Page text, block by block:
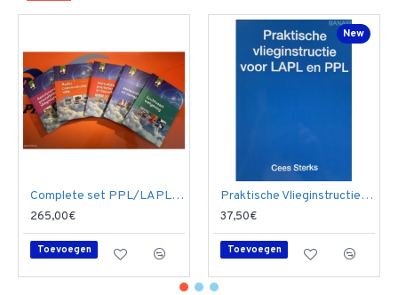
Complete set PPL/LAPL Theorie (5 boeken) plus Praktische Vlieginstructie voor LAPL en PPL
265,00€
Toevoegen
New
Praktische Vlieginstructie voor LAPL en PPL 2026
37,50€
Toevoegen